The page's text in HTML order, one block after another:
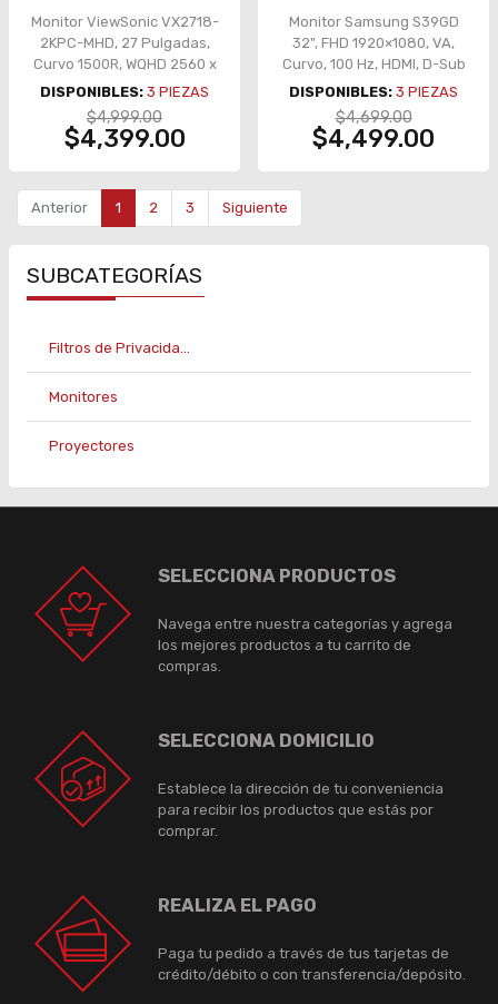
Monitor ViewSonic VX2718-
2KPC-MHD, 27 Pulgadas,
Curvo 1500R, WQHD 2560 x
1440, 165 Hz, 1 ms, HDMI /
DisplayPort – MNL-2069
DISPONIBLES: 3 PIEZAS
$4,999.00
$4,399.00
Monitor Samsung S39GD
32", FHD 1920×1080, VA,
Curvo, 100 Hz, HDMI, D-Sub
– LS32D390GALXZX
DISPONIBLES: 3 PIEZAS
$4,699.00
$4,499.00
Anterior 1 2 3 Siguiente
SUBCATEGORÍAS
Filtros de Privacida...
Monitores
Proyectores
SELECCIONA PRODUCTOS
Navega entre nuestra categorías y agrega
los mejores productos a tu carrito de
compras.
SELECCIONA DOMICILIO
Establece la dirección de tu conveniencia
para recibir los productos que estás por
comprar.
REALIZA EL PAGO
Paga tu pedido a través de tus tarjetas de
crédito/débito o con transferencia/depósito.